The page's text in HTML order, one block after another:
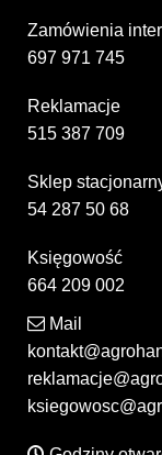
Zamówienia
697 971 745
Reklamacje
515 387 709
Sklep
54 287 50 68
Księgowość
664 209 002
Mail